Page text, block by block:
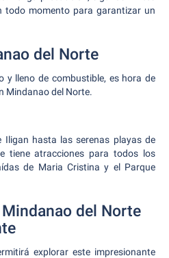
todo momento para garantizar un
del Norte
y lleno de combustible, es hora de
Mindanao del Norte.
Iligan hasta las serenas playas de
tiene atracciones para todos los
de Maria Cristina y el Parque
del Norte
explorar este impresionante